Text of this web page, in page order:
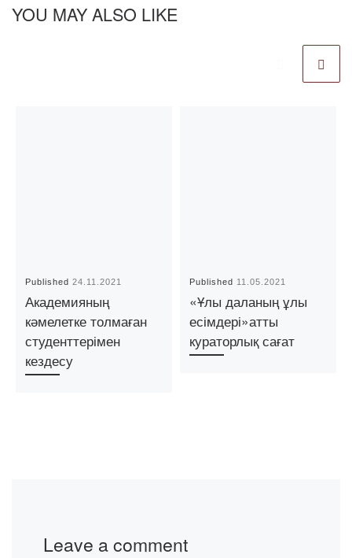
YOU MAY ALSO LIKE
Published24.11.2021
Академияның
кәмелетке толмаған
студенттерімен
кездесу
Published 11.05.2021
«Ұлы даланың ұлы
есімдері»атты
кураторлық сағат
Leave a comment